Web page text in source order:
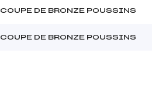
COUPE DE BRONZE POUSSINS
COUPE DE BRONZE POUSSINS